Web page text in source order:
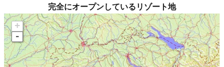
完全にオープンしているリゾート地
+
-